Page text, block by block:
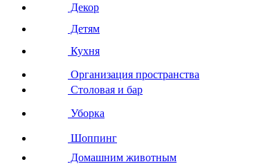
Декор
Детям
Кухня
Организация пространства
Столовая и бар
Уборка
Шоппинг
Домашним животным